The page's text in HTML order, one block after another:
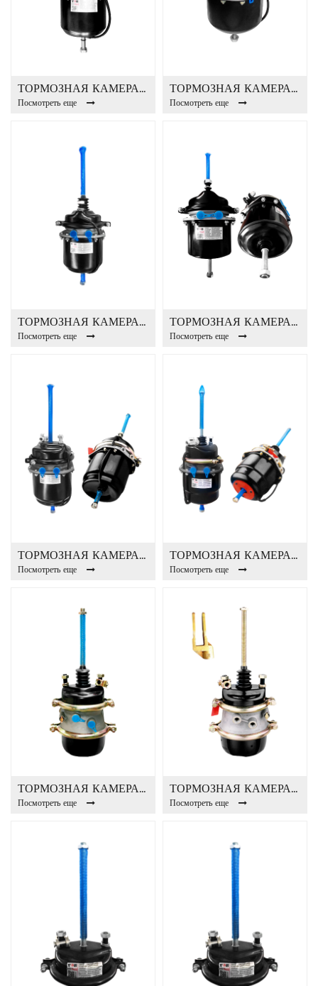
ТОРМОЗНАЯ КАМЕРА T16 / 24DP
Посмотреть еще
ТОРМОЗНАЯ КАМЕРА T30 / 24DP
Посмотреть еще
ТОРМОЗНАЯ КАМЕРА T24 / 30DP
Посмотреть еще
ТОРМОЗНАЯ КАМЕРА T24 / 24DP
Посмотреть еще
ТОРМОЗНАЯ КАМЕРА T30 / 30DP
Посмотреть еще
ТОРМОЗНАЯ КАМЕРА T30 / 30DP-B
Посмотреть еще
ТОРМОЗНАЯ КАМЕРА T20 / 24DD
Посмотреть еще
ТОРМОЗНАЯ КАМЕРА 16 / 24DD
Посмотреть еще